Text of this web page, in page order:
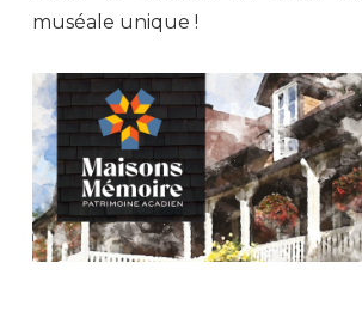
muséale unique !